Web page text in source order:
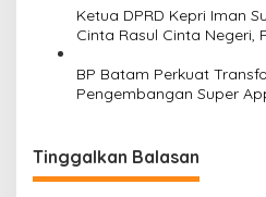
Ketua DPRD Kepri Iman
Cinta Rasul Cinta Negeri,
BP Batam Perkuat
Pengembangan Super
Tinggalkan Balasan